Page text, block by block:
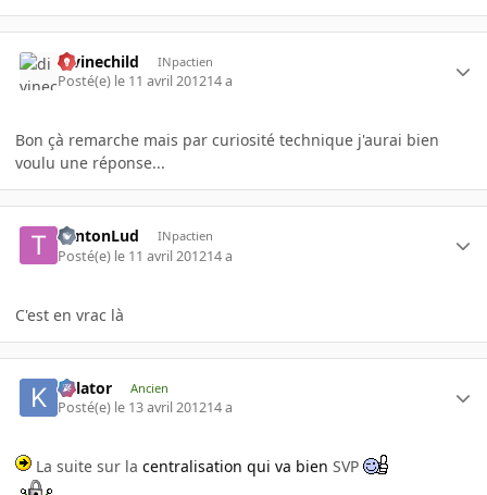
divinechild INpactien
Posté(e) le 11 avril 201214 a
Bon çà remarche mais par curiosité technique j'aurai bien
voulu une réponse...
TontonLud INpactien
Posté(e) le 11 avril 201214 a
C'est en vrac là
Killator Ancien
Posté(e) le 13 avril 201214 a
La suite sur la centralisation qui va bien SVP